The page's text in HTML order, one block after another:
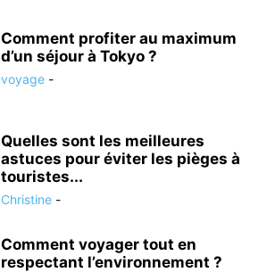
Comment profiter au maximum
d’un séjour à Tokyo ?
voyage -
Quelles sont les meilleures
astuces pour éviter les pièges à
touristes...
Christine -
Comment voyager tout en
respectant l’environnement ?